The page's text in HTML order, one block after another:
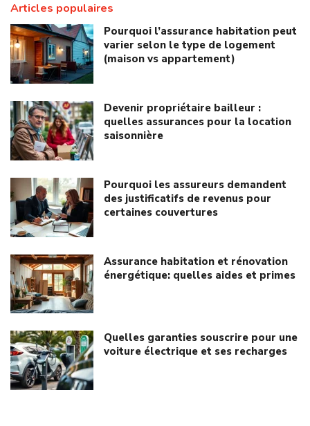
Articles populaires
Pourquoi l’assurance habitation peut
varier selon le type de logement
(maison vs appartement)
Devenir propriétaire bailleur :
quelles assurances pour la location
saisonnière
Pourquoi les assureurs demandent
des justificatifs de revenus pour
certaines couvertures
Assurance habitation et rénovation
énergétique: quelles aides et primes
Quelles garanties souscrire pour une
voiture électrique et ses recharges